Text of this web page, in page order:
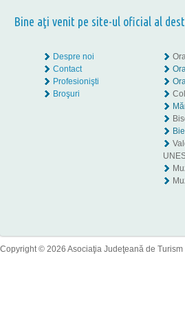
Bine aţi venit pe site-ul oficial al
Despre noi
Contact
Profesionişti
Broşuri
Copyright © 2026 Asociaţia Judeţeană de